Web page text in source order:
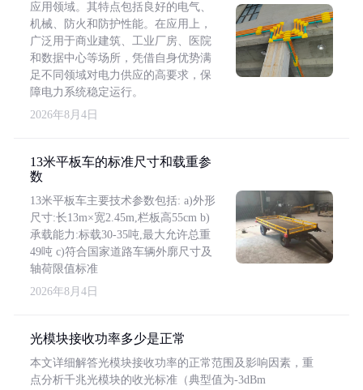
应用领域。其特点包括良好的电气、
机械、防火和防护性能。在应用上，
广泛用于商业建筑、工业厂房、医院
和数据中心等场所，凭借自身优势满
足不同领域对电力供应的高要求，保
障电力系统稳定运行。
2026年8月4日
13米平板车的标准尺寸和载重参
数
13米平板车主要技术参数包括: a)外形
尺寸:长13m×宽2.45m,栏板高55cm b)
承载能力:标载30-35吨,最大允许总重
49吨 c)符合国家道路车辆外廓尺寸及
轴荷限值标准
2026年8月4日
光模块接收功率多少是正常
本文详细解答光模块接收功率的正常范围及影响因素，重
点分析千兆光模块的收光标准（典型值为-3dBm